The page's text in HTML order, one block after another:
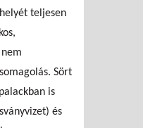
teljesen
Sört
is
és